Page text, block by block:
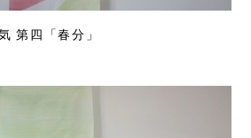
第四「春分」